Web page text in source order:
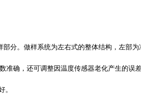
分。做样系统为左右式的整体结构，左部
准确，还可调整因温度传感器老化产生的误
。